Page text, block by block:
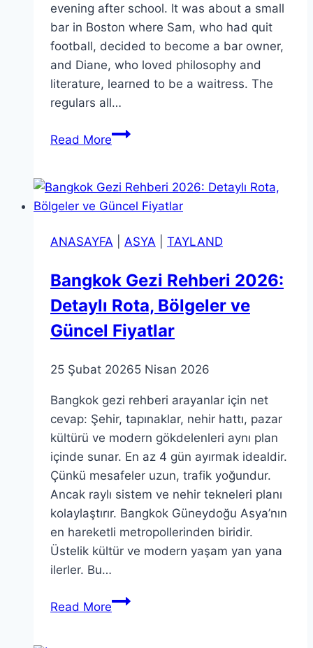
evening after school. It was about a small
bar in Boston where Sam, who had quit
football, decided to become a bar owner,
and Diane, who loved philosophy and
literature, learned to be a waitress. The
regulars all…
Read MoreHopf,
Knows
My
ANASAYFA
ASYA TAYLAND
Bangkok Gezi Rehberi 2026:
Detaylı Rota, Bölgeler ve
Güncel Fiyatlar
25 Şubat 20265 Nisan 2026
Bangkok gezi rehberi arayanlar için net
cevap: Şehir, tapınaklar, nehir hattı, pazar
kültürü ve modern gökdelenleri aynı plan
içinde sunar. En az 4 gün ayırmak idealdir.
Çünkü mesafeler uzun, trafik yoğundur.
Ancak raylı sistem ve nehir tekneleri planı
kolaylaştırır. Bangkok Güneydoğu Asya’nın
en hareketli metropollerinden biridir.
Üstelik kültür ve modern yaşam yan yana
ilerler. Bu…
Read MoreBangkok